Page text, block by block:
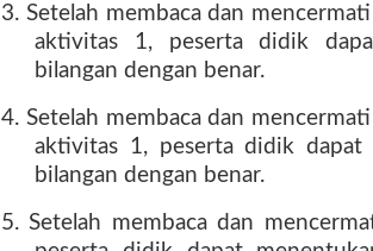
3. Setelah membaca dan
aktivitas 1, peserta didik
bilangan dengan benar.
4. Setelah membaca dan
aktivitas 1, peserta didik dapat
bilangan dengan benar.
5. Setelah membaca dan